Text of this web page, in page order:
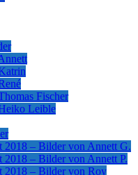
Fischer
Leible
2018 – Bilder von Annett G.
2018 – Bilder von Annett P.
2018 – Bilder von Roy